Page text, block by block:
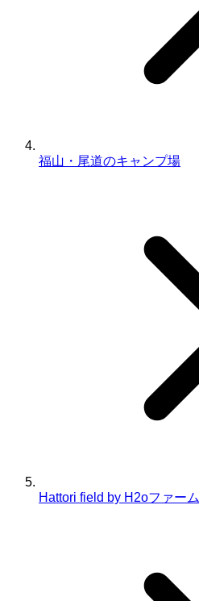
福山・尾道のキャンプ場
Hattori field by H2oファーム